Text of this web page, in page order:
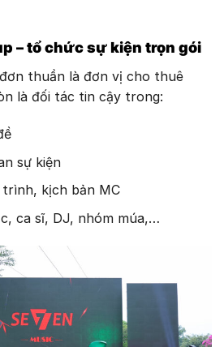
– tổ chức sự kiện trọn gói
thuần là đơn vị cho thuê
là đối tác tin cậy trong:
sự kiện
kịch bản MC
ca sĩ, DJ, nhóm múa,…